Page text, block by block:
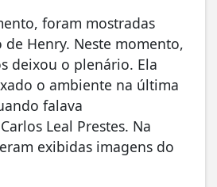
foram mostradas
Henry. Neste momento,
deixou o plenário. Ela
o ambiente na última
falava
Leal Prestes. Na
exibidas imagens do